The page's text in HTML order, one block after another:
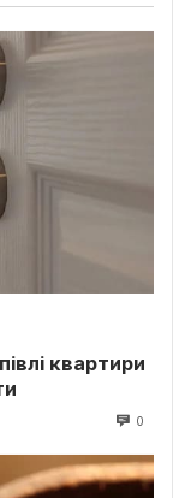
квартири
0